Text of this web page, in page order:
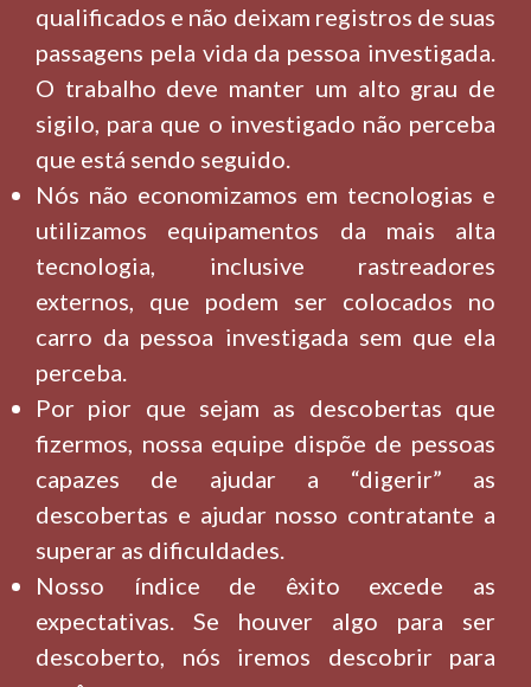
qualificados e não deixam registros de suas
passagens pela vida da pessoa investigada.
O trabalho deve manter um alto grau de
sigilo, para que o investigado não perceba
que está sendo seguido.
Nós não economizamos em tecnologias e
utilizamos equipamentos da mais alta
tecnologia, inclusive rastreadores
externos, que podem ser colocados no
carro da pessoa investigada sem que ela
perceba.
Por pior que sejam as descobertas que
fizermos, nossa equipe dispõe de pessoas
capazes de ajudar a “digerir” as
descobertas e ajudar nosso contratante a
superar as dificuldades.
Nosso índice de êxito excede as
expectativas. Se houver algo para ser
descoberto, nós iremos descobrir para